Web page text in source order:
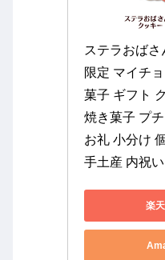
ステラおば
限定 マイチ
菓子 ギフト
焼き菓子 プ
お礼 小分け
手土産 内祝
楽